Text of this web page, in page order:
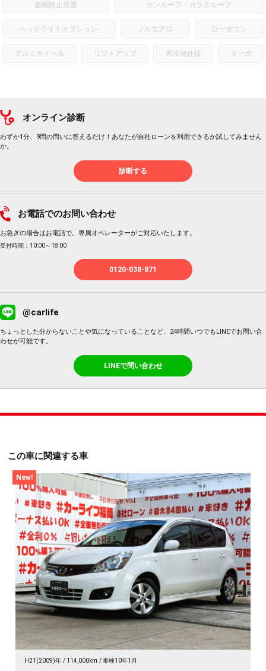
盗難防止装置 サンルーフ・ガラスルーフ
ヘッドライトオプション- フルエアロ ローダウン
アルミホイール リフトアップ 寒冷地仕様 ターボ
オンライン診断
わずか1分、9問の問いに答えるだけ！あなたが自社ローンを利用できるか試してみません
か。
診断する
お電話でのお問い合わせ
お急ぎの場合はお電話で。専属オペレーターがご対応いたします。
受付時間：10:00～18:00
0120-038-871
@carlife
ちょっとした分からないことや気になっていることなど、24時間いつでもLINEでお問い合
わせが可能です。
LINEで問い合わせ
この車に関連する車
New!
H21(2009)年 114,000km 車検10年1月